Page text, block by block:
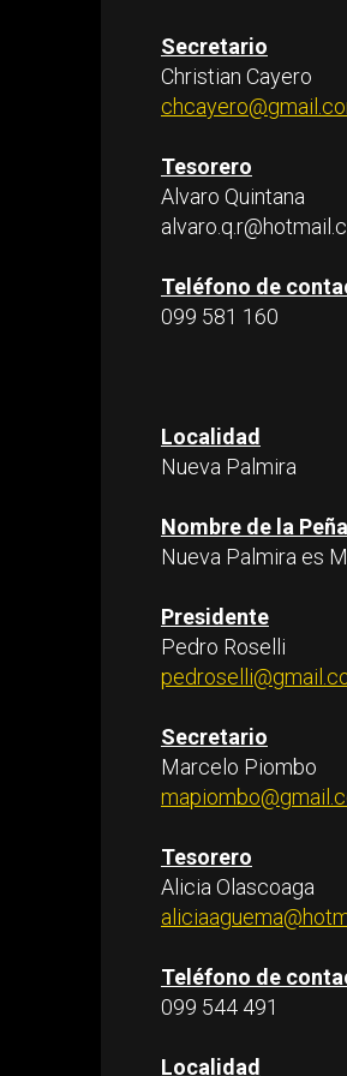
Secretario
Christian Cayero
Tesorero
Alvaro Quintana
Teléfono de
099 581 160
Localidad
Nueva Palmira
Nombre de la Peña
Nueva Palmira es
Presidente
Pedro Roselli
Secretario
Marcelo Piombo
Tesorero
Alicia Olascoaga
Teléfono de
099 544 491
Localidad